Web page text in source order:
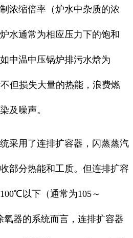
浓缩倍率（炉水中杂质的浓
水通常为相应压力下的饱和
中温中压锅炉排污水焓为
但损失大量的热能，浪费燃
及噪声。
采用了连排扩容器，闪蒸蒸汽
部分热能和工质。但连排扩容
以下（通常为105～
器的系统而言，连排扩容器